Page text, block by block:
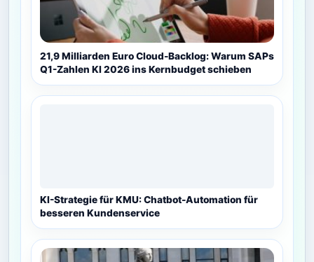
21,9 Milliarden Euro Cloud-Backlog: Warum SAPs
Q1-Zahlen KI 2026 ins Kernbudget schieben
KI-Strategie für KMU: Chatbot-Automation für
besseren Kundenservice